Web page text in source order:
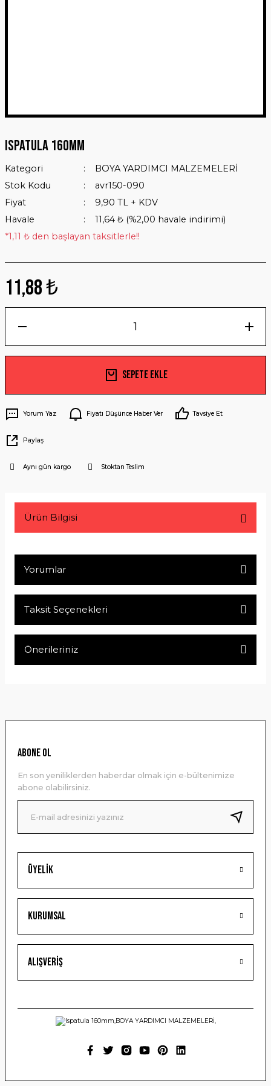
Ispatula 160mm
Kategori
BOYA YARDIMCI MALZEMELERİ
Stok Kodu
avr150-090
Fiyat
9,90 TL + KDV
Havale
11,64 ₺ (%2,00 havale indirimi)
*1,11 ₺ den başlayan taksitlerle!!
11,88 ₺
Sepete Ekle
Yorum Yaz Fiyatı Düşünce Haber Ver Tavsiye Et
Paylaş
Aynı gün kargo Stoktan Teslim
Ürün Bilgisi
Yorumlar
Taksit Seçenekleri
Önerileriniz
Ürün resmi kalitesiz, bozuk veya görüntülenemiyor.
Ürün bilgilerinde hatalar bulunuyor.
Ürün fiyatı diğer sitelerden daha pahalı.
Bu ürüne benzer farklı alternatifler olmalı.
Gönder
Üyelik
Kurumsal
Alışveriş
ABONE OL
En son yeniliklerden haberdar olmak için e-bültenimize
abone olabilirsiniz.